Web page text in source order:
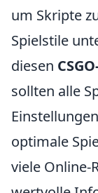
um Skripte
Spielstile
diesen
sollten alle
optimale
viele Online-